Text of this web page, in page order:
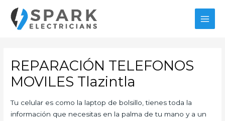
contenido
REPARACIÓN TELEFONOS
MOVILES Tlazintla
Tu celular es como la laptop de bolsillo, tienes toda la
información que necesitas en la palma de tu mano y a un